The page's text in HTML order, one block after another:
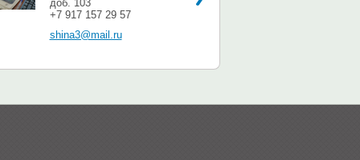
доб. 103
+7 917 157 29 57
shina3@mail.ru